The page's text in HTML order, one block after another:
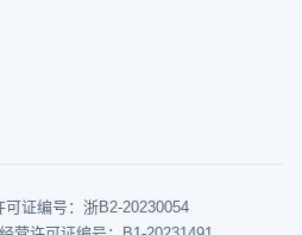
证编号：浙B2-20230054